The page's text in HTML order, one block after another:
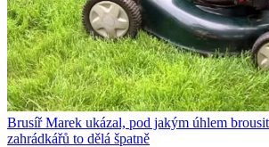
Brusíř Marek ukázal, pod jakým úhlem
zahrádkářů to dělá špatně